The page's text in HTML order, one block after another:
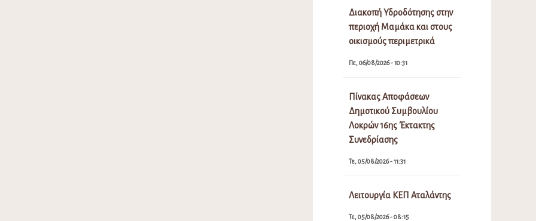
Διακοπή Υδροδότησης στην
περιοχή Μαμάκα και στους
οικισμούς περιμετρικά
Πε, 06/08/2026 - 10:31
Πίνακας Αποφάσεων
Δημοτικού Συμβουλίου
Λοκρών 16ης Έκτακτης
Συνεδρίασης
Τε, 05/08/2026 - 11:31
Λειτουργία ΚΕΠ Αταλάντης
Τε, 05/08/2026 - 08:15